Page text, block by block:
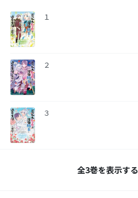
１
２
３
全3巻を表示する